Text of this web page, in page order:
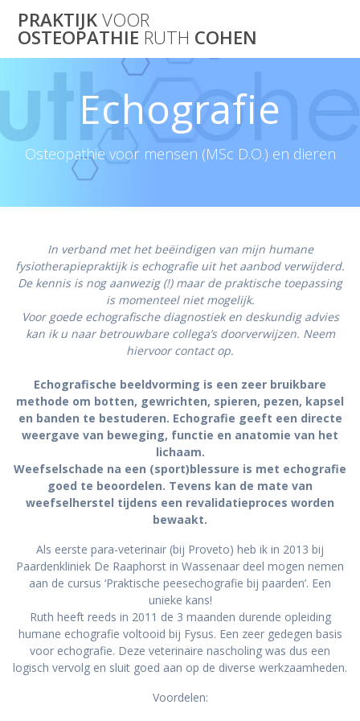
content
PRAKTIJKVOOR
OSTEOPATHIE RUTH COHEN
Echografie
Osteopathie voor mensen (MSc D.O.) en dieren
In verband met het beëindigen van mijn humane
fysiotherapiepraktijk is echografie uit het aanbod verwijderd.
De kennis is nog aanwezig (!) maar de praktische toepassing
is momenteel niet mogelijk.
Voor goede echografische diagnostiek en deskundig advies
kan ik u naar betrouwbare collega’s doorverwijzen. Neem
hiervoor contact op.
Echografische beeldvorming is een zeer bruikbare
methode om botten, gewrichten, spieren, pezen, kapsel
en banden te bestuderen. Echografie geeft een directe
weergave van beweging, functie en anatomie van het
lichaam.
Weefselschade na een (sport)blessure is met echografie
goed te beoordelen. Tevens kan de mate van
weefselherstel tijdens een revalidatieproces worden
bewaakt.
Als eerste para-veterinair (bij Proveto) heb ik in 2013 bij
Paardenkliniek De Raaphorst in Wassenaar deel mogen nemen
aan de cursus ‘Praktische peesechografie bij paarden’. Een
unieke kans!
Ruth heeft reeds in 2011 de 3 maanden durende opleiding
humane echografie voltooid bij Fysus. Een zeer gedegen basis
voor echografie. Deze veterinaire nascholing was dus een
logisch vervolg en sluit goed aan op de diverse werkzaamheden.
Voordelen: